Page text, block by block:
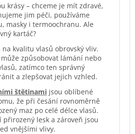
krásy – chceme je mít zdravé,
jim péči, používáme
masky i termoochranu. Ale
kartáč?
kvalitu vlasů obrovský vliv.
způsobovat lámání nebo
zatímco ten správný
a zlepšovat jejich vzhled.
štětinami jsou oblíbené
že při česání rovnoměrně
maz po celé délce vlasů.
přirozený lesk a zároveň jsou
vnějšími vlivy.